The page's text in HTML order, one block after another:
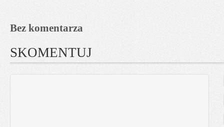
Bez komentarza
SKOMENTUJ